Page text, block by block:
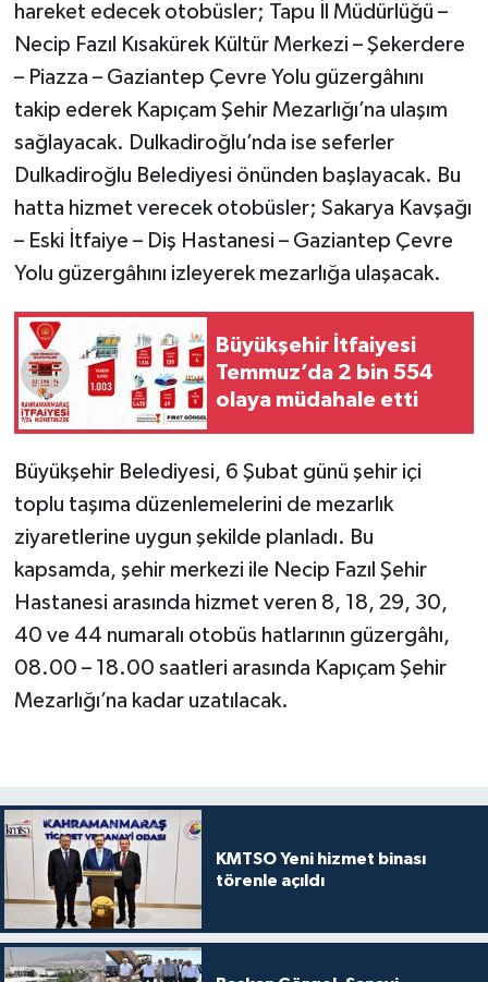
hareket edecek otobüsler; Tapu İl Müdürlüğü –
Necip Fazıl Kısakürek Kültür Merkezi – Şekerdere
– Piazza – Gaziantep Çevre Yolu güzergâhını
takip ederek Kapıçam Şehir Mezarlığı’na ulaşım
sağlayacak. Dulkadiroğlu’nda ise seferler
Dulkadiroğlu Belediyesi önünden başlayacak. Bu
hatta hizmet verecek otobüsler; Sakarya Kavşağı
– Eski İtfaiye – Diş Hastanesi – Gaziantep Çevre
Yolu güzergâhını izleyerek mezarlığa ulaşacak.
Büyükşehir İtfaiyesi
Temmuz’da 2 bin 554
olaya müdahale etti
Büyükşehir Belediyesi, 6 Şubat günü şehir içi
toplu taşıma düzenlemelerini de mezarlık
ziyaretlerine uygun şekilde planladı. Bu
kapsamda, şehir merkezi ile Necip Fazıl Şehir
Hastanesi arasında hizmet veren 8, 18, 29, 30,
40 ve 44 numaralı otobüs hatlarının güzergâhı,
08.00 – 18.00 saatleri arasında Kapıçam Şehir
Mezarlığı’na kadar uzatılacak.
KMTSO Yeni hizmet binası
törenle açıldı